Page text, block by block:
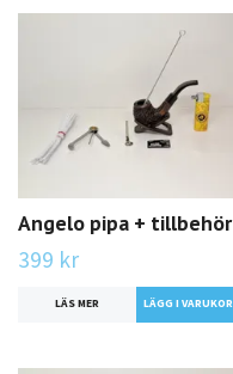
Angelo pipa + tillbehör
399 kr
LÄS MER